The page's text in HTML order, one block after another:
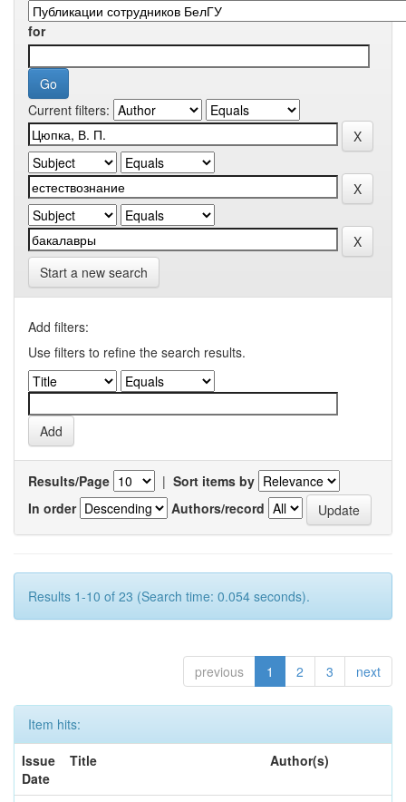
for
Current filters:
Start a new search
Add filters:
Use filters to refine the search results.
Results/Page | Sort items by
In order
Authors/record
Results 1-10 of 23 (Search time: 0.054 seconds).
previous 1 2 3 next
Item hits:
Issue
Date
Title Author(s)